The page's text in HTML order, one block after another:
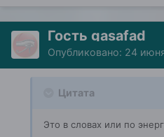
Гость gasafad
Опубликовано: 24
Цитата
Это в словах или по